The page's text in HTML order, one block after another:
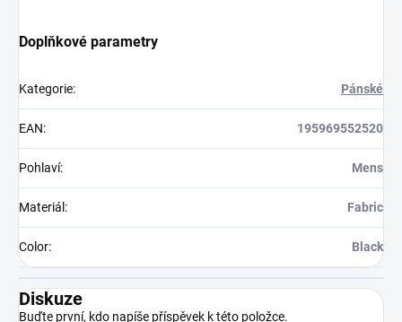
Doplňkové parametry
Kategorie: Pánské
EAN: 195969552520
Pohlaví: Mens
Materiál : Fabric
Color: Black
Diskuze
Buďte první, kdo napíše příspěvek k této položce.